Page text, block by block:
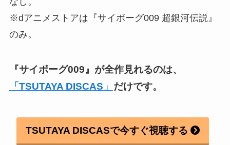
※dアニメストアは『サイボーグ009 超銀河伝説』
のみ。
『サイボーグ009』 が全作見れるのは、
「TSUTAYA DISCAS」 だけです。
TSUTAYA DISCASで今すぐ視聴する